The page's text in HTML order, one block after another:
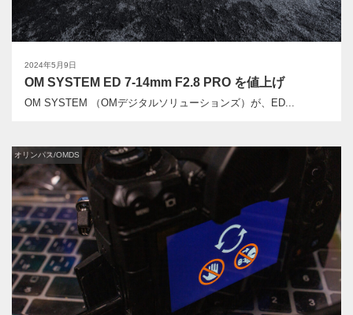
2024年5月9日
OM SYSTEM ED 7-14mm F2.8 PRO を値上げ
OM SYSTEM （OMデジタルソリューションズ）が、ED...
オリンパス/OMDS